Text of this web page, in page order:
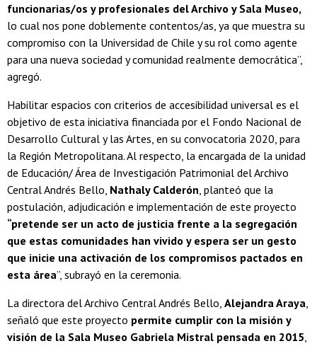
funcionarias/os y profesionales del Archivo y Sala Museo,
lo cual nos pone doblemente contentos/as, ya que muestra su
compromiso con la Universidad de Chile y su rol como agente
para una nueva sociedad y comunidad realmente democrática”,
agregó.
Habilitar espacios con criterios de accesibilidad universal es el
objetivo de esta iniciativa financiada por el Fondo Nacional de
Desarrollo Cultural y las Artes, en su convocatoria 2020, para
la Región Metropolitana. Al respecto, la encargada de la unidad
de Educación/ Área de Investigación Patrimonial del Archivo
Central Andrés Bello, Nathaly Calderón, planteó que la
postulación, adjudicación e implementación de este proyecto
“pretende ser un acto de justicia frente a la segregación
que estas comunidades han vivido y espera ser un gesto
que inicie una activación de los compromisos pactados en
esta área”, subrayó en la ceremonia.
La directora del Archivo Central Andrés Bello, Alejandra Araya,
señaló que este proyecto permite cumplir con la misión y
visión de la Sala Museo Gabriela Mistral pensada en 2015,